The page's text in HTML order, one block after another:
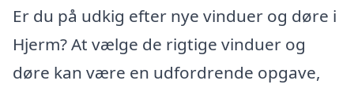
Er du på udkig efter nye vinduer og døre i
Hjerm? At vælge de rigtige vinduer og
døre kan være en udfordrende opgave,